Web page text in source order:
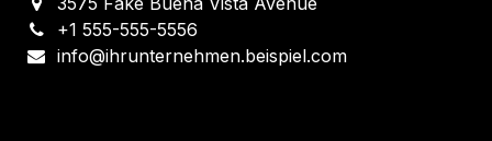
+1 555-555-5556
info@ihrunternehmen.beispiel.com